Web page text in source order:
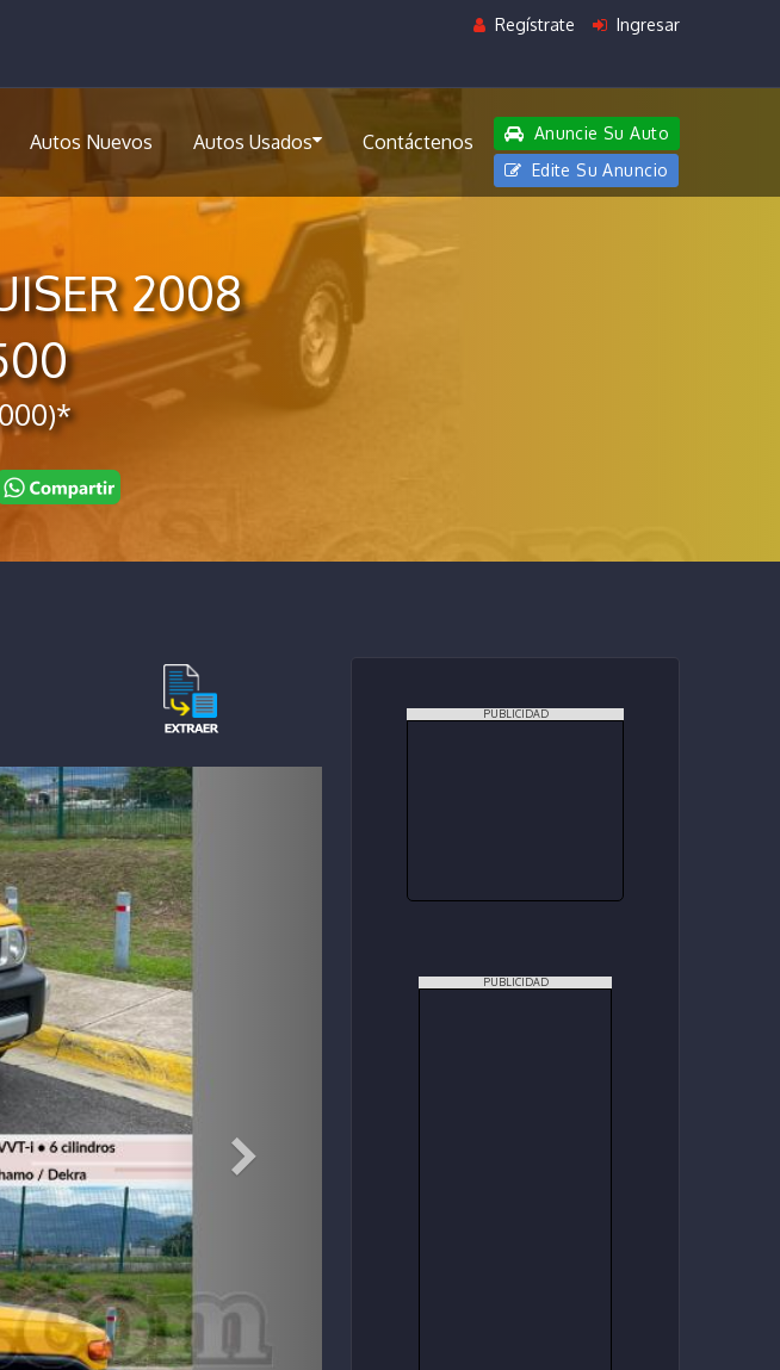
Regístrate Ingresar
Autos Nuevos Autos Usados Contáctenos
Anuncie Su Auto
Edite Su Anuncio
2008
PUBLICIDAD
PUBLICIDAD